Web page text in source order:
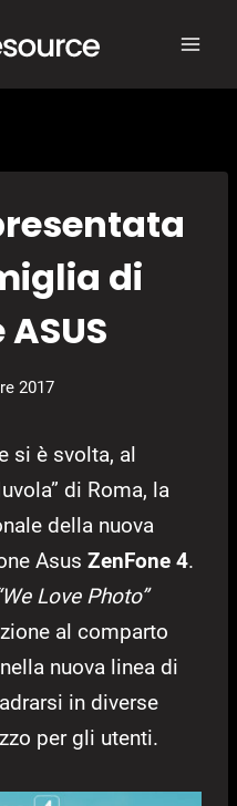
di
2017
si è svolta, al
di Roma, la
della nuova
Asus ZenFone 4.
Love Photo”
al comparto
nuova linea di
in diverse
per gli utenti.